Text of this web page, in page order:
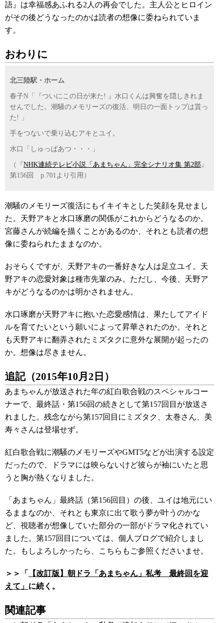
語』は幸福感あふれる2人の再会でした。主人公とヒロイン
がその後どうなったのかは読者の想像に委ねられていま
す。
おわりに
北三陸駅・ホーム
春子N「『ついにこの日が来た! 』水口くんは興奮を隠しきれま
せんでした。潮騒のメモリーズの復活、明日の一面トップは貰っ
た! 」
手をつないで乗り込むアキとユイ。
水口「しゅっぱあつ・・・」
（『NHK連続テレビ小説「あまちゃん」完全シナリオ集 第2部』
第156回 p.701より引用）
潮騒のメモリーズ復活にもイキイキとした笑顔を見せまし
た。天野アキと水口琢磨の関係がこれからどうなるのか。
宮藤さんが続編を描くことがあるのか、それとも読者の想
像に委ねられたままなのか。
おそらくですが、天野アキの一番好きな人は足立ユイ。天
野アキの恋愛対象は種市先輩のみ。ただし、今後、天野ア
キがどうなるのかは明かされません。
水口琢磨が天野アキに抱いた恋愛感情は、果たしてアイド
ルを育てたいという願いによって昇華されたのか。それと
も天野アキに翻弄されたミズタクに意外な展開が起ったの
か。想像は尽きません。
追記（2015年10月2日）
あまちゃんが放送された年の紅白歌合戦のスペシャルコー
ナーで、最終話・第156回の続きとして第157回目が放送さ
れました。 残念ながら第157回目にミズタク、太巻さん、美
寿々さんは登場せず。
紅白歌合戦に潮騒のメモリーズやGMT5などが出演する設定
だったので、ドラマには映らないけど彼らが袖にいたと思
うと胸が熱くなりました。
「あまちゃん」最終話（第156回目）の後、ユイは地元にい
るままなのか、それとも東京に出て歌う夢が叶うのかな
ど、視聴者が想像していた部分の一部がドラマ化されてい
ました。第157回目については、個人ブログで紹介しまし
た。もしよろしかったら、こちらもご参照くださいませ。
＞＞「
【改訂版】朝ドラ「あまちゃん」私考 最終回を迎
えて」 に続く。
関連記事